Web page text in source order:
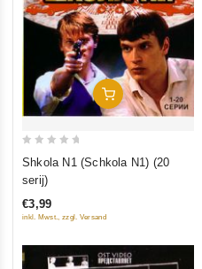
In Den Warenkorb
5
Shkola N1 (Schkola N1) (20
serij)
€3,99
inkl. Mwst., zzgl. Versand